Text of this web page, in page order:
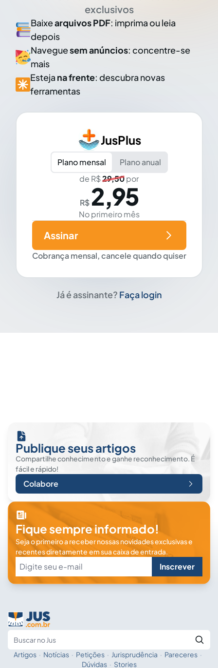
exclusivos
Baixearquivos PDF: imprima ou leia
depois
Naveguesem anúncios: concentre-se
mais
Esteja na frente: descubra novas
ferramentas
JusPlus
Plano mensal
Plano anual
de R$29,50por
R$ 2,95
No primeiro mês
Cobrança mensal, cancele quando quiser
Assinar
Já é assinante? Faça login
Publique seus artigos
Compartilhe conhecimento e ganhe reconhecimento. É
fácil e rápido!
Colabore
Fique sempre informado!
Seja o primeiro a receber nossas novidades exclusivas e
recentes diretamente em sua caixa de entrada.
Inscrever
Fale com a IA
Artigos · Notícias · Petições · Jurisprudência · Pareceres ·
Dúvidas · Stories